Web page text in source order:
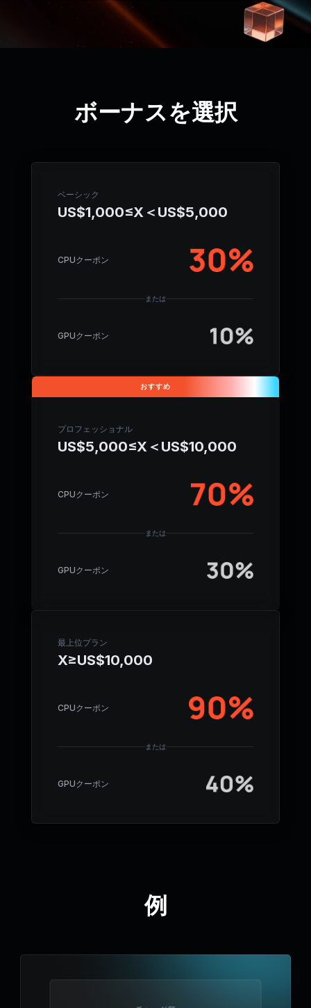
ボーナスを選択
ベーシック
US$1,000≤X＜US$5,000
CPUクーポン
または
GPUクーポン
おすすめ
プロフェッショナル
US$5,000≤X＜US$10,000
CPUクーポン
または
GPUクーポン
最上位プラン
X≥US$10,000
CPUクーポン
または
GPUクーポン
例